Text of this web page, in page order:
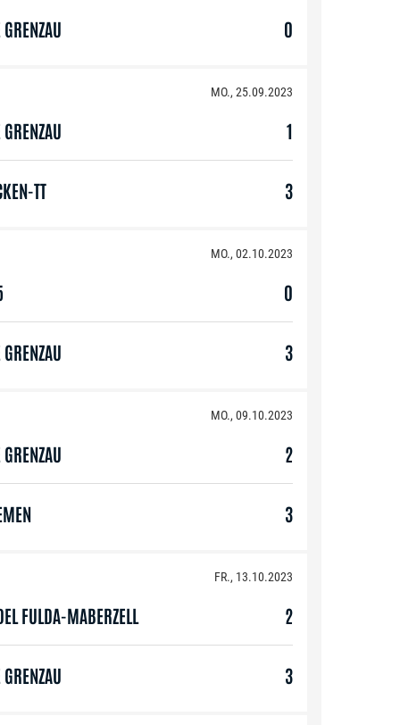
0
MO., 25.09.2023
1
TT 3
MO., 02.10.2023
0
3
MO., 09.10.2023
2
3
FR., 13.10.2023
FULDA-MABERZELL 2
3